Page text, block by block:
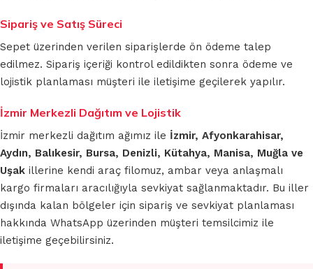
Sipariş ve Satış Süreci
Sepet üzerinden verilen siparişlerde ön ödeme talep
edilmez. Sipariş içeriği kontrol edildikten sonra ödeme ve
lojistik planlaması müşteri ile iletişime geçilerek yapılır.
İzmir Merkezli Dağıtım ve Lojistik
İzmir merkezli dağıtım ağımız ile İzmir, Afyonkarahisar,
Aydın, Balıkesir, Bursa, Denizli, Kütahya, Manisa, Muğla ve
Uşak illerine kendi araç filomuz, ambar veya anlaşmalı
kargo firmaları aracılığıyla sevkiyat sağlanmaktadır. Bu iller
dışında kalan bölgeler için sipariş ve sevkiyat planlaması
hakkında WhatsApp üzerinden müşteri temsilcimiz ile
iletişime geçebilirsiniz.